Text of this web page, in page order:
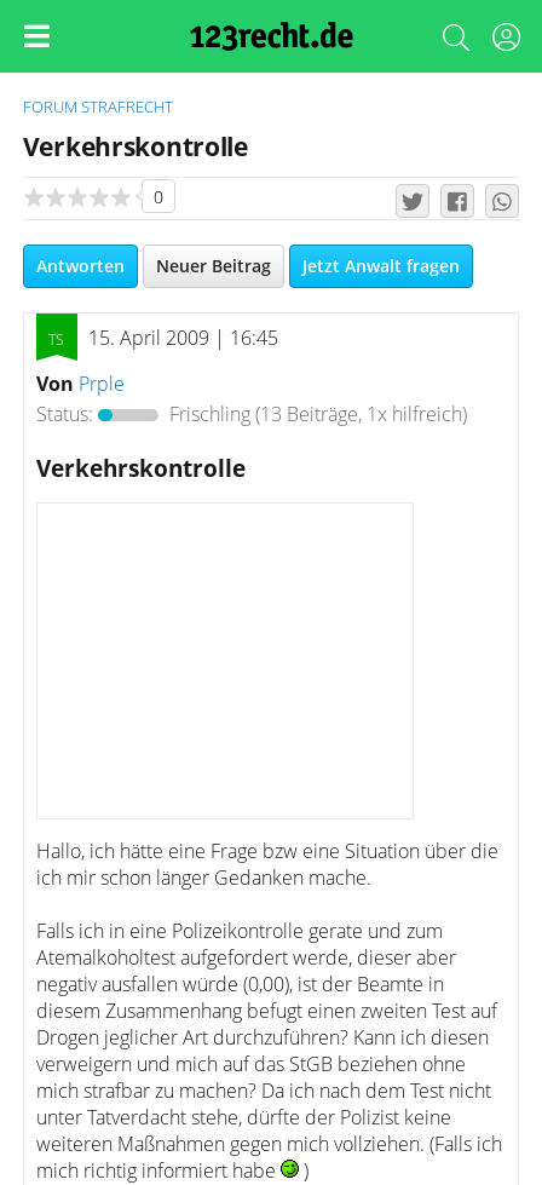
FORUM STRAFRECHT
Verkehrskontrolle
0
Antworten Neuer Beitrag Jetzt Anwalt fragen
15. April 2009 | 16:45
Von Prple
Status:
Frischling(13 Beiträge, 1x hilfreich)
Verkehrskontrolle
Hallo, ich hätte eine Frage bzw eine Situation über die
ich mir schon länger Gedanken mache.
Falls ich in eine Polizeikontrolle gerate und zum
Atemalkoholtest aufgefordert werde, dieser aber
negativ ausfallen würde (0,00), ist der Beamte in
diesem Zusammenhang befugt einen zweiten Test auf
Drogen jeglicher Art durchzuführen? Kann ich diesen
verweigern und mich auf das StGB beziehen ohne
mich strafbar zu machen? Da ich nach dem Test nicht
unter Tatverdacht stehe, dürfte der Polizist keine
weiteren Maßnahmen gegen mich vollziehen. (Falls ich
mich richtig informiert habe
)